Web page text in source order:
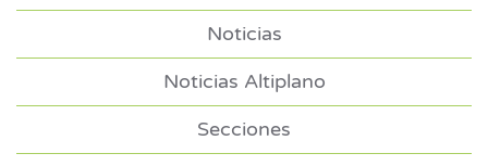
Noticias
Noticias Altiplano
Secciones